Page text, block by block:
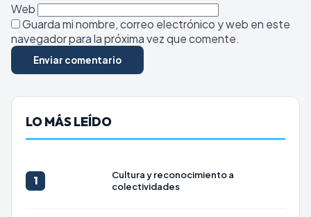
Web
Guarda mi nombre, correo electrónico y web en este
navegador para la próxima vez que comente.
LO MÁS LEÍDO
1
Cultura y reconocimiento a
colectividades